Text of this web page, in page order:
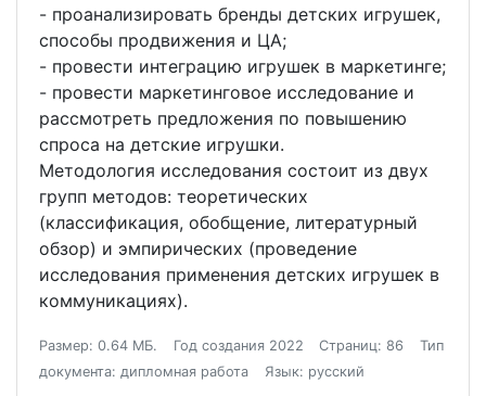
- проанализировать бренды детских игрушек,
способы продвижения и ЦА;
- провести интеграцию игрушек в маркетинге;
- провести маркетинговое исследование и
рассмотреть предложения по повышению
спроса на детские игрушки.
Методология исследования состоит из двух
групп методов: теоретических
(классификация, обобщение, литературный
обзор) и эмпирических (проведение
исследования применения детских игрушек в
коммуникациях).
Размер: 0.64 МБ. Год создания 2022 Страниц: 86
Тип
документа: дипломная работа
Язык: русский